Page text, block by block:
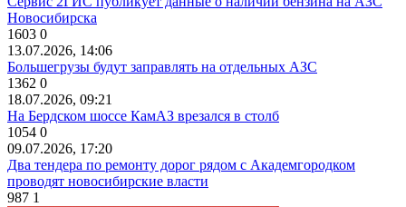
Новосибирска
1603 0
13.07.2026, 14:06
Большегрузы будут заправлять на отдельных АЗС
1362 0
18.07.2026, 09:21
На Бердском шоссе КамАЗ врезался в столб
1054 0
09.07.2026, 17:20
Два тендера по ремонту дорог рядом с Академгородком
проводят новосибирские власти
987 1